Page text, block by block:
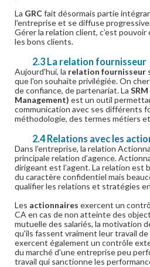
La GRCfait désormais partie
l'entreprise et se diffuse
Gérer la relation client, c’est
les bons clients.
2.3 La relation fournisseur
Aujourd'hui, la relation fournisseur
que l'on souhaite privilégiée. On
de confiance, de partenariat. La
Management) est un outil
communication avec ses différents
méthodologie, des termes métiers
2.4 Relations avec les
Dans l’entreprise, la relation
principale relation d’agence.
dirigeant est l’agent. La relation est
du caractère confidentiel mais
qualifier les relations et stratégies
Les actionnaires exercent un
CA en cas de non atteinte des
mutuelle des salariés, la motivation
qu'ils fassent vraiment leur travail
exercent également un contrôle
du marché d'une entreprise peu
travail qui sanctionne les